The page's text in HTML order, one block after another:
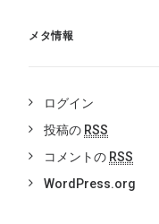
メタ情報
ログイン
投稿の RSS
コメントの RSS
WordPress.org